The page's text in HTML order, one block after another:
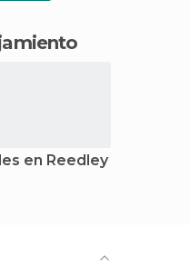
en Reedley